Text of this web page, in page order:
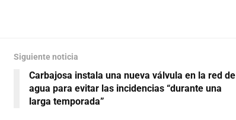
Siguiente noticia
Carbajosa instala una nueva válvula en la red de
agua para evitar las incidencias “durante una
larga temporada”